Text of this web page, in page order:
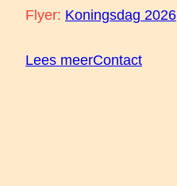
Flyer: Koningsdag 2026
Lees meerContact